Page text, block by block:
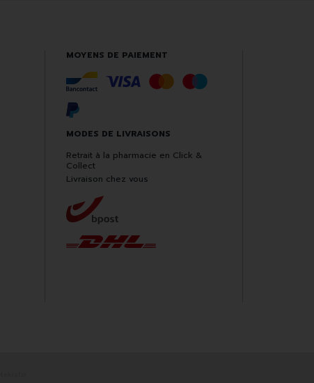
MOYENS DE PAIEMENT
MODES DE LIVRAISONS
Retrait à la pharmacie en Click &
Collect
Livraison chez vous